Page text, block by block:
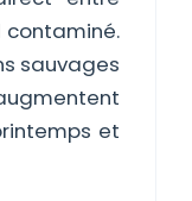
contaminé.
sauvages
et